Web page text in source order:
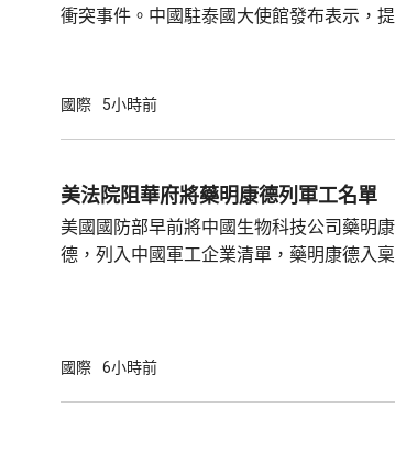
衝突事件。中國駐泰國大使館發布表示，提
定，文明旅遊、禮貌待人，展現中國公民良
公民要提前做好準備，了解活動規則，包括
場、拍攝、攜帶物品等要求，如發生糾紛或
法權益受到侵害，應保持冷靜，依法理性維...
國際 5小時前
美法院阻華府將藥明康德列軍工名單
美國國防部早前將中國生物科技公司藥明康
德，列入中國軍工企業清單，藥明康德入稟
決表示歡迎，認為此舉減輕公司被列入名單
國際 6小時前